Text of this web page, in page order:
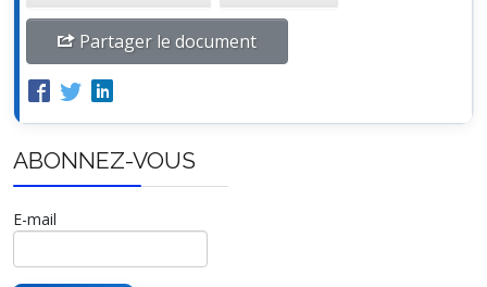
Partager le document
ABONNEZ-VOUS
E-mail